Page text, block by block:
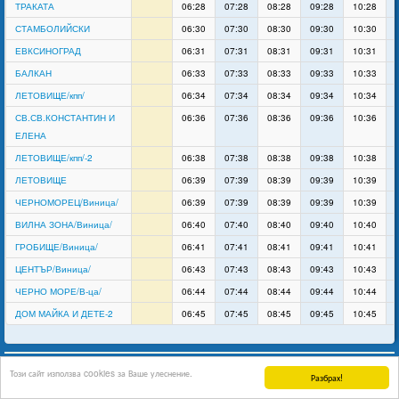
Разбрах!
Този сайт използва cookies за Ваше улеснение.
ТРАКАТА
06:28 07:28 08:28 09:28 10:28
СТАМБОЛИЙСКИ
06:30 07:30 08:30 09:30 10:30
ЕВКСИНОГРАД
06:31 07:31 08:31 09:31 10:31
БАЛКАН
06:33 07:33 08:33 09:33 10:33
ЛЕТОВИЩЕ/кпп/
06:34 07:34 08:34 09:34 10:34
СВ.СВ.КОНСТАНТИН И
ЕЛЕНА
06:36 07:36 08:36 09:36 10:36
ЛЕТОВИЩЕ/кпп/-2 06:38 07:38 08:38 09:38 10:38
ЛЕТОВИЩЕ
06:39 07:39 08:39 09:39 10:39
ЧЕРНОМОРЕЦ/Виница/
06:39 07:39 08:39 09:39 10:39
ВИЛНА ЗОНА/Виница/
06:40 07:40 08:40 09:40 10:40
ГРОБИЩЕ/Виница/
06:41 07:41 08:41 09:41 10:41
ЦЕНТЪР/Виница/
06:43 07:43 08:43 09:43 10:43
ЧЕРНО МОРЕ/В-ца/
06:44 07:44 08:44 09:44 10:44
ДОМ МАЙКА И ДЕТЕ-2
06:45 07:45 08:45 09:45 10:45
support